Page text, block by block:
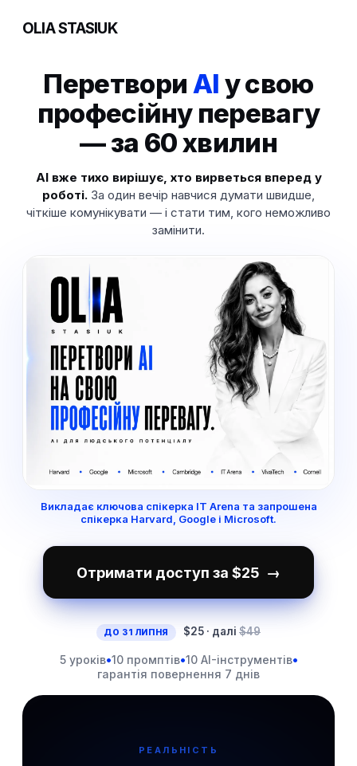
OLIA STASIUK
Перетвори AI у свою
професійну перевагу
— за 60 хвилин
AI вже тихо вирішує, хто вирветься вперед у
роботі. За один вечір навчися думати швидше,
чіткіше комунікувати — і стати тим, кого неможливо
замінити.
Викладає ключова спікерка IT Arena та запрошена
спікерка Harvard, Google і Microsoft.
Отримати доступ за $25 →
ДО 31 ЛИПНЯ $25· далі $49
5 уроків•10 промптів•10 AI-інструментів•
гарантія повернення 7 днів
РЕАЛЬНІСТЬ